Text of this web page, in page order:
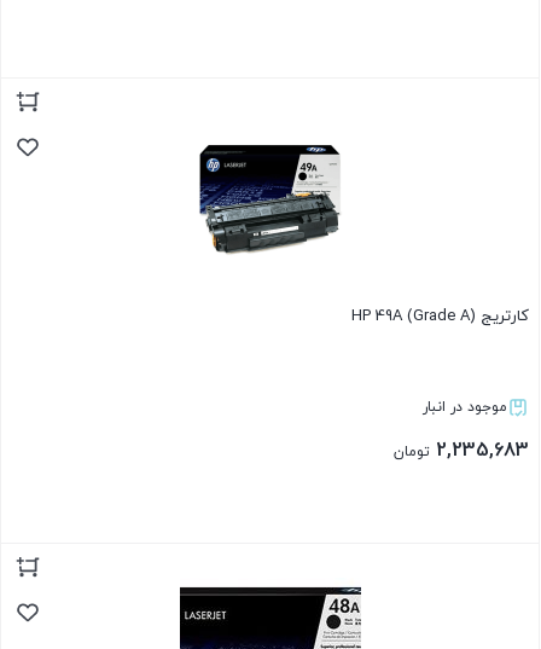
کارتریج HP 49A (Grade A)
موجود در انبار
2,235,683 تومان